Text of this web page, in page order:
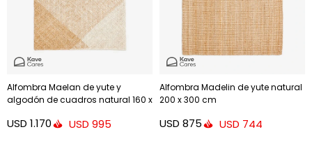
Alfombra Maelan de yute y
algodón de cuadros natural 160 x
USD 1.170 USD 995
Alfombra Madelin de yute natural
200 x 300 cm
USD 875 USD 744